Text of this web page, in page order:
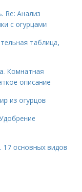
Re: Анализ
с огурцами
таблица,
Комнатная
описание
из огурцов
17 основных видов